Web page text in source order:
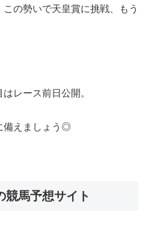
の勢いで天皇賞に挑戦、もう
レース前日公開。
備えましょう◎
競馬予想サイト